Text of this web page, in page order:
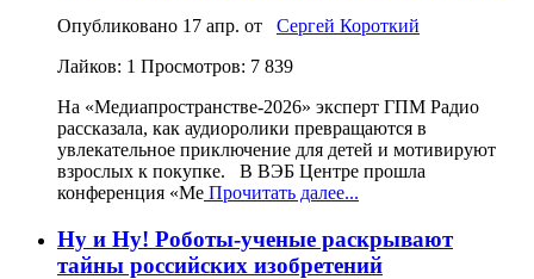
Опубликовано 17 апр. от Сергей Короткий
Лайков: 1 Просмотров: 7 839
На «Медиапространстве‑2026» эксперт ГПМ Радио
рассказала, как аудиоролики превращаются в
увлекательное приключение для детей и мотивируют
взрослых к покупке. В ВЭБ Центре прошла
конференция «Ме Прочитать далее...
Ну и Ну! Роботы-ученые раскрывают
тайны российских изобретений